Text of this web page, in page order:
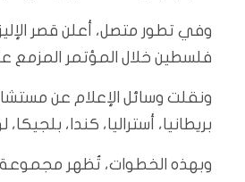
وفي تطور متصل، أعلن قصر
فلسطين خلال المؤتمر المزمع
ونقلت وسائل الإعلام عن
بريطانيا، أستراليا، كندا،
وبهذه الخطوات، تُظهر مجموعة